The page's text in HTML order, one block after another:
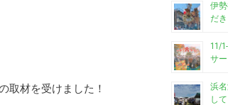
取材を受けました！
伊
だ
11/
サ
浜
し